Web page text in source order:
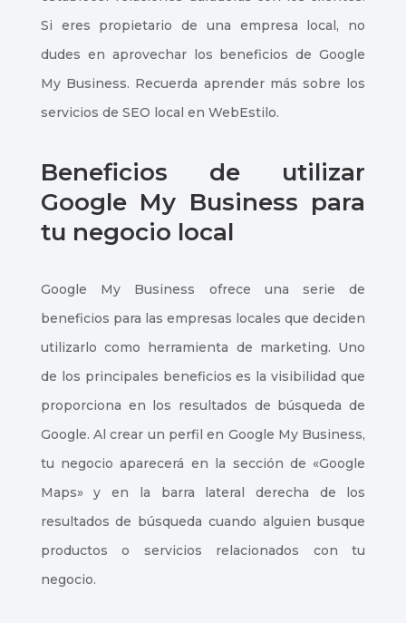
Si eres propietario de una empresa local, no
dudes en aprovechar los beneficios de Google
My Business. Recuerda aprender más sobre los
servicios de SEO local en WebEstilo.
Beneficios de utilizar
Google My Business para
tu negocio local
Google My Business ofrece una serie de
beneficios para las empresas locales que deciden
utilizarlo como herramienta de marketing. Uno
de los principales beneficios es la visibilidad que
proporciona en los resultados de búsqueda de
Google. Al crear un perfil en Google My Business,
tu negocio aparecerá en la sección de «Google
Maps» y en la barra lateral derecha de los
resultados de búsqueda cuando alguien busque
productos o servicios relacionados con tu
negocio.